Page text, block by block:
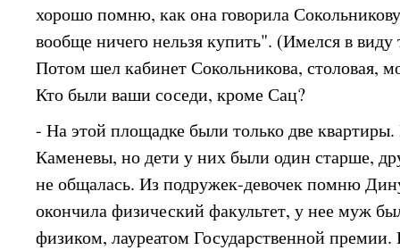
хорошо помню, как она говорила
вообще ничего нельзя купить". (Имелся в
Потом шел кабинет Сокольникова, столовая,
Кто были ваши соседи, кроме Сац?
- На этой площадке были только две
Каменевы, но дети у них были один старше,
не общалась. Из подружек-девочек помню
окончила физический факультет, у нее муж
физиком, лауреатом Государственной